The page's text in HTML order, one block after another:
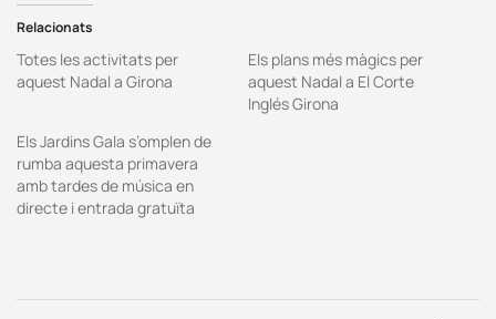
Relacionats
Totes les activitats per
aquest Nadal a Girona
Els plans més màgics per
aquest Nadal a El Corte
Inglés Girona
Els Jardins Gala s’omplen de
rumba aquesta primavera
amb tardes de música en
directe i entrada gratuïta